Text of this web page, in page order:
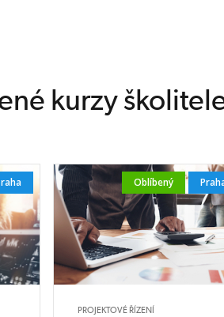
kurzy
Oblíbený
PROJEKTOVÉ ŘÍZENÍ